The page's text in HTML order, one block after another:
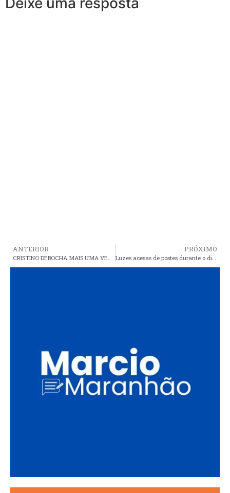
ANTERIOR
CRISTINO DEBOCHA MAIS UMA VEZ DE SERVIDORES MUNICIPAIS ATRAVÉS DE NOTA OFICIAL
PRÓXIMO
Luzes acesas de postes durante o dia geram prejuízos aos araiosenses e fazem falta na maioria das ruas do município a noite